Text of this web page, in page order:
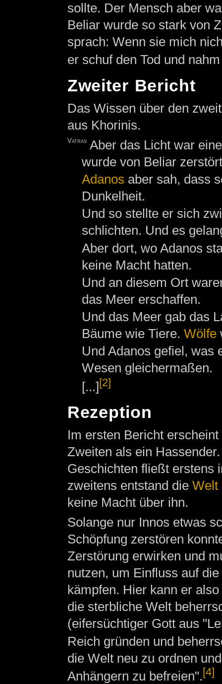
sollte. Der Mensch aber
Beliar wurde so stark von
sprach: Wenn sie mich
er schuf den Tod und
Zweiter Bericht
Das Wissen über den
aus Khorinis.
Vatras Aber das Licht war
wurde von Beliar
Adanos aber sah, dass
Dunkelheit.
Und so stellte er sich
schlichten. Und es
Aber dort, wo Adanos
keine Macht hatten.
Und an diesem Ort
das Meer erschaffen.
Und das Meer gab das
Bäume wie Tiere. Wölfe
Und Adanos gefiel, was
Wesen gleichermaßen.
[...][2]
Rezeption
Im ersten Bericht erscheint
Zweiten als ein
Geschichten fließt erstens
zweitens entstand die Welt
keine Macht über ihn.
Solange nur Innos etwas
Schöpfung zerstören
Zerstörung erwirken und
nutzen, um Einfluss auf
kämpfen. Hier kann er
die sterbliche Welt
(eifersüchtiger Gott aus
Reich gründen und
die Welt neu zu ordnen
Anhängern zu befreien".[4]